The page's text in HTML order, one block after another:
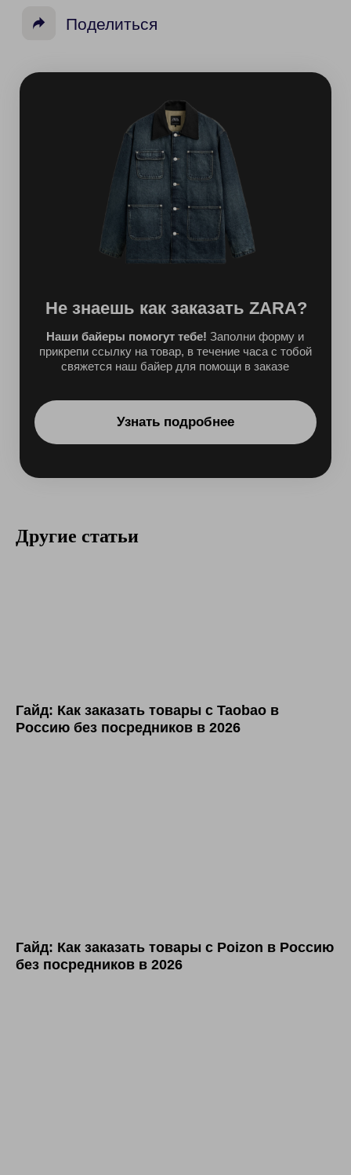
Другие статьи
Гайд: Как заказать товары с Taobao в
Россию без посредников в 2026
Гайд: Как заказать товары с Poizon в Россию
без посредников в 2026